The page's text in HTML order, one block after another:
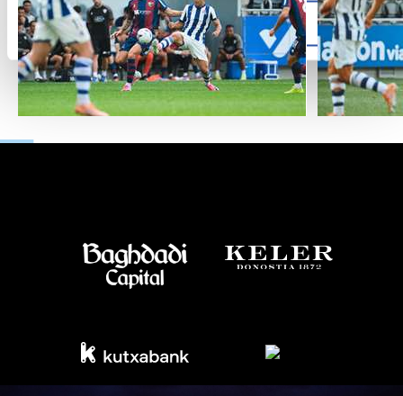
Deny